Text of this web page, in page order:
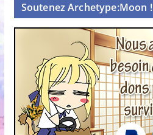
Soutenez Archetype:Moon !